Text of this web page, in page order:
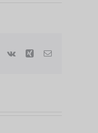
Pinterest
Vk Xing Courriel